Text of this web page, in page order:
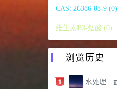
CAS: 26386-88-9 (0)
维生素B3-烟酸 (0)
浏览历史
水处理 –